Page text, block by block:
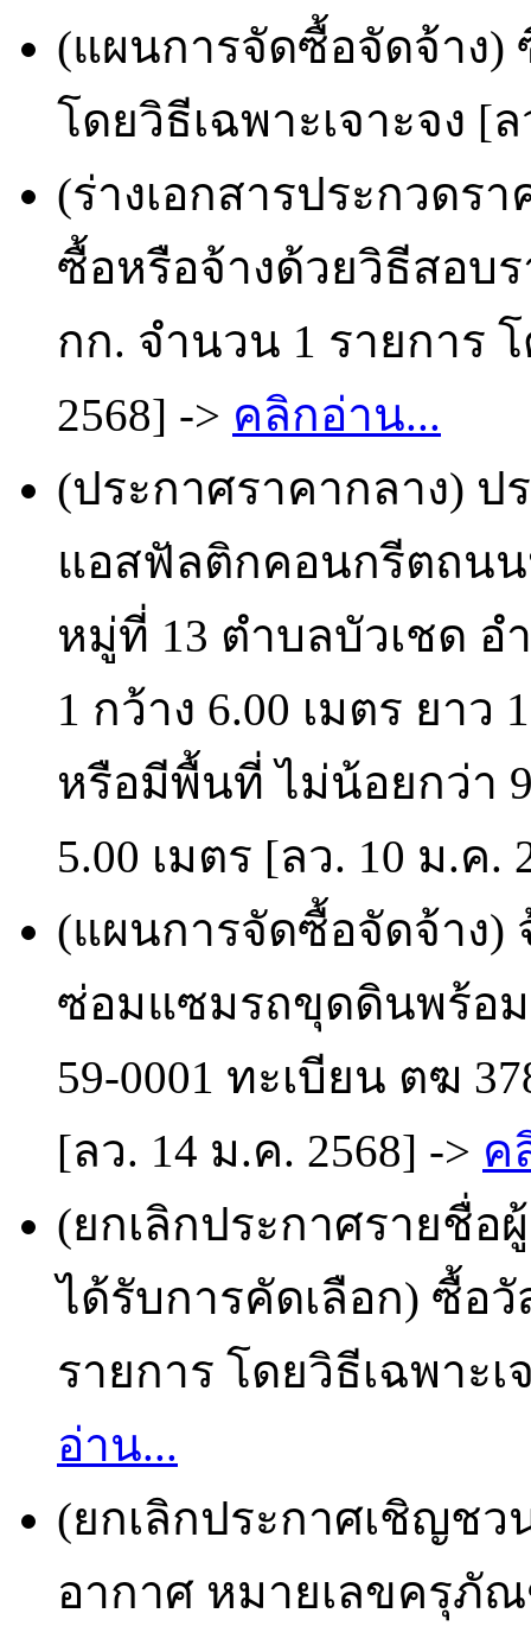
(แผนการจัดซื้อจัดจ้าง)
โดยวิธีเฉพาะเจาะจง [
(ร่างเอกสารประกวดรา
ซื้อหรือจ้างด้วยวิธีสอบ
กก. จำนวน 1 รายการ
2568] -> คลิกอ่าน...
(ประกาศราคากลาง) ป
แอสฟัลติกคอนกรีตถน
หมู่ที่ 13 ตำบลบัวเชด อ
1 กว้าง 6.00 เมตร ยาว
หรือมีพื้นที่ ไม่น้อยกว่า
5.00 เมตร [ลว. 10 ม.ค.
(แผนการจัดซื้อจัดจ้าง)
ซ่อมแซมรถขุดดินพร้อม
59-0001 ทะเบียน ตฆ
[ลว. 14 ม.ค. 2568] -> ค
(ยกเลิกประกาศรายชื่อ
ได้รับการคัดเลือก) ซื้อ
รายการ โดยวิธีเฉพาะ
อ่าน...
(ยกเลิกประกาศเชิญชว
อากาศ หมายเลขครุภัณ